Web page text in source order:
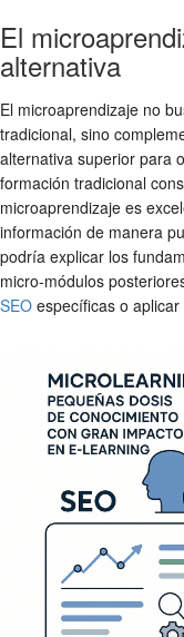
El
alternativa
El microaprendizaje no
tradicional, sino
alternativa superior para
formación tradicional
microaprendizaje es
información de manera
podría explicar los
micro-módulos
SEO específicas o